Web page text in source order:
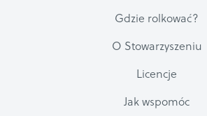
Gdzie rolkować?
O Stowarzyszeniu
Licencje
Jak wspomóc